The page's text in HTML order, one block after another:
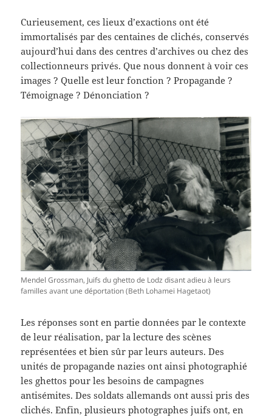
Curieusement, ces lieux d’exactions ont été
immortalisés par des centaines de clichés, conservés
aujourd’hui dans des centres d’archives ou chez des
collectionneurs privés. Que nous donnent à voir ces
images ? Quelle est leur fonction ? Propagande ?
Témoignage ? Dénonciation ?
Mendel Grossman, Juifs du ghetto de Lodz disant adieu à leurs
familles avant une déportation (Beth Lohamei Hagetaot)
Les réponses sont en partie données par le contexte
de leur réalisation, par la lecture des scènes
représentées et bien sûr par leurs auteurs. Des
unités de propagande nazies ont ainsi photographié
les ghettos pour les besoins de campagnes
antisémites. Des soldats allemands ont aussi pris des
clichés. Enfin, plusieurs photographes juifs ont, en